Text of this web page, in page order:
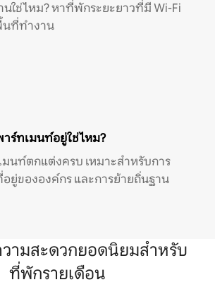
ใช่ไหม? หาที่พักระยะยาวที่มี Wi-Fi
นที่ทำงาน
าร์ทเมนท์อยู่ใช่ไหม?
นท์ตกแต่งครบ เหมาะสำหรับการ
ยู่ขององค์กร และการย้ายถิ่นฐาน
ามสะดวกยอดนิยมสำหรับ
ที่พักรายเดือน